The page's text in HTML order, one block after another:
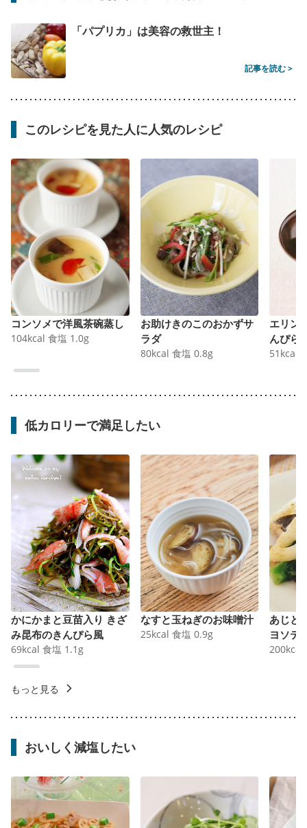
「パプリカ」は美容の救世主！
記事を読む >
このレシピを見た人に人気のレシピ
コンソメで洋風茶碗蒸し
104kcal 食塩 1.0g
お助けきのこのおかずサ
ラダ
80kcal 食塩 0.8g
エリン
んぴら
51 kcal
低カロリーで満足したい
かにかまと豆苗入り きざ
み昆布のきんぴら風
69kcal 食塩 1.1 g
なすと玉ねぎのお味噌汁
25kcal 食塩 0.9g
あじと
ヨソテ
200kcal
もっと見る
おいしく減塩したい